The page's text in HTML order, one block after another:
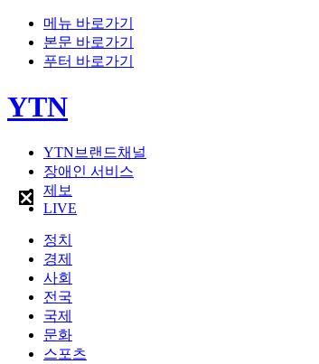
메뉴 바로가기
본문 바로가기
푸터 바로가기
YTN
YTN브랜드채널
장애인 서비스
제보
LIVE
정치
경제
사회
전국
국제
문화
스포츠